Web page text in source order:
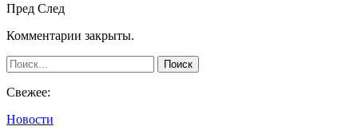
Пред След
Комментарии закрыты.
Свежее:
Новости